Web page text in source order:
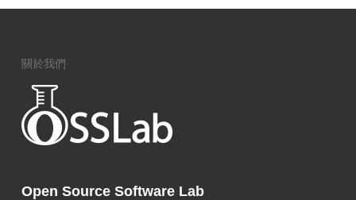
關於我們
Open Source Software Lab